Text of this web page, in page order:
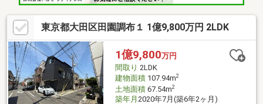
東京都大田区田園調布１ 1億9,800万円 2LDK
1億9,800万円
間取り 2LDK
建物面積107.94m2
土地面積67.54m2
築年月 2020年7月(築6年2ヶ月)